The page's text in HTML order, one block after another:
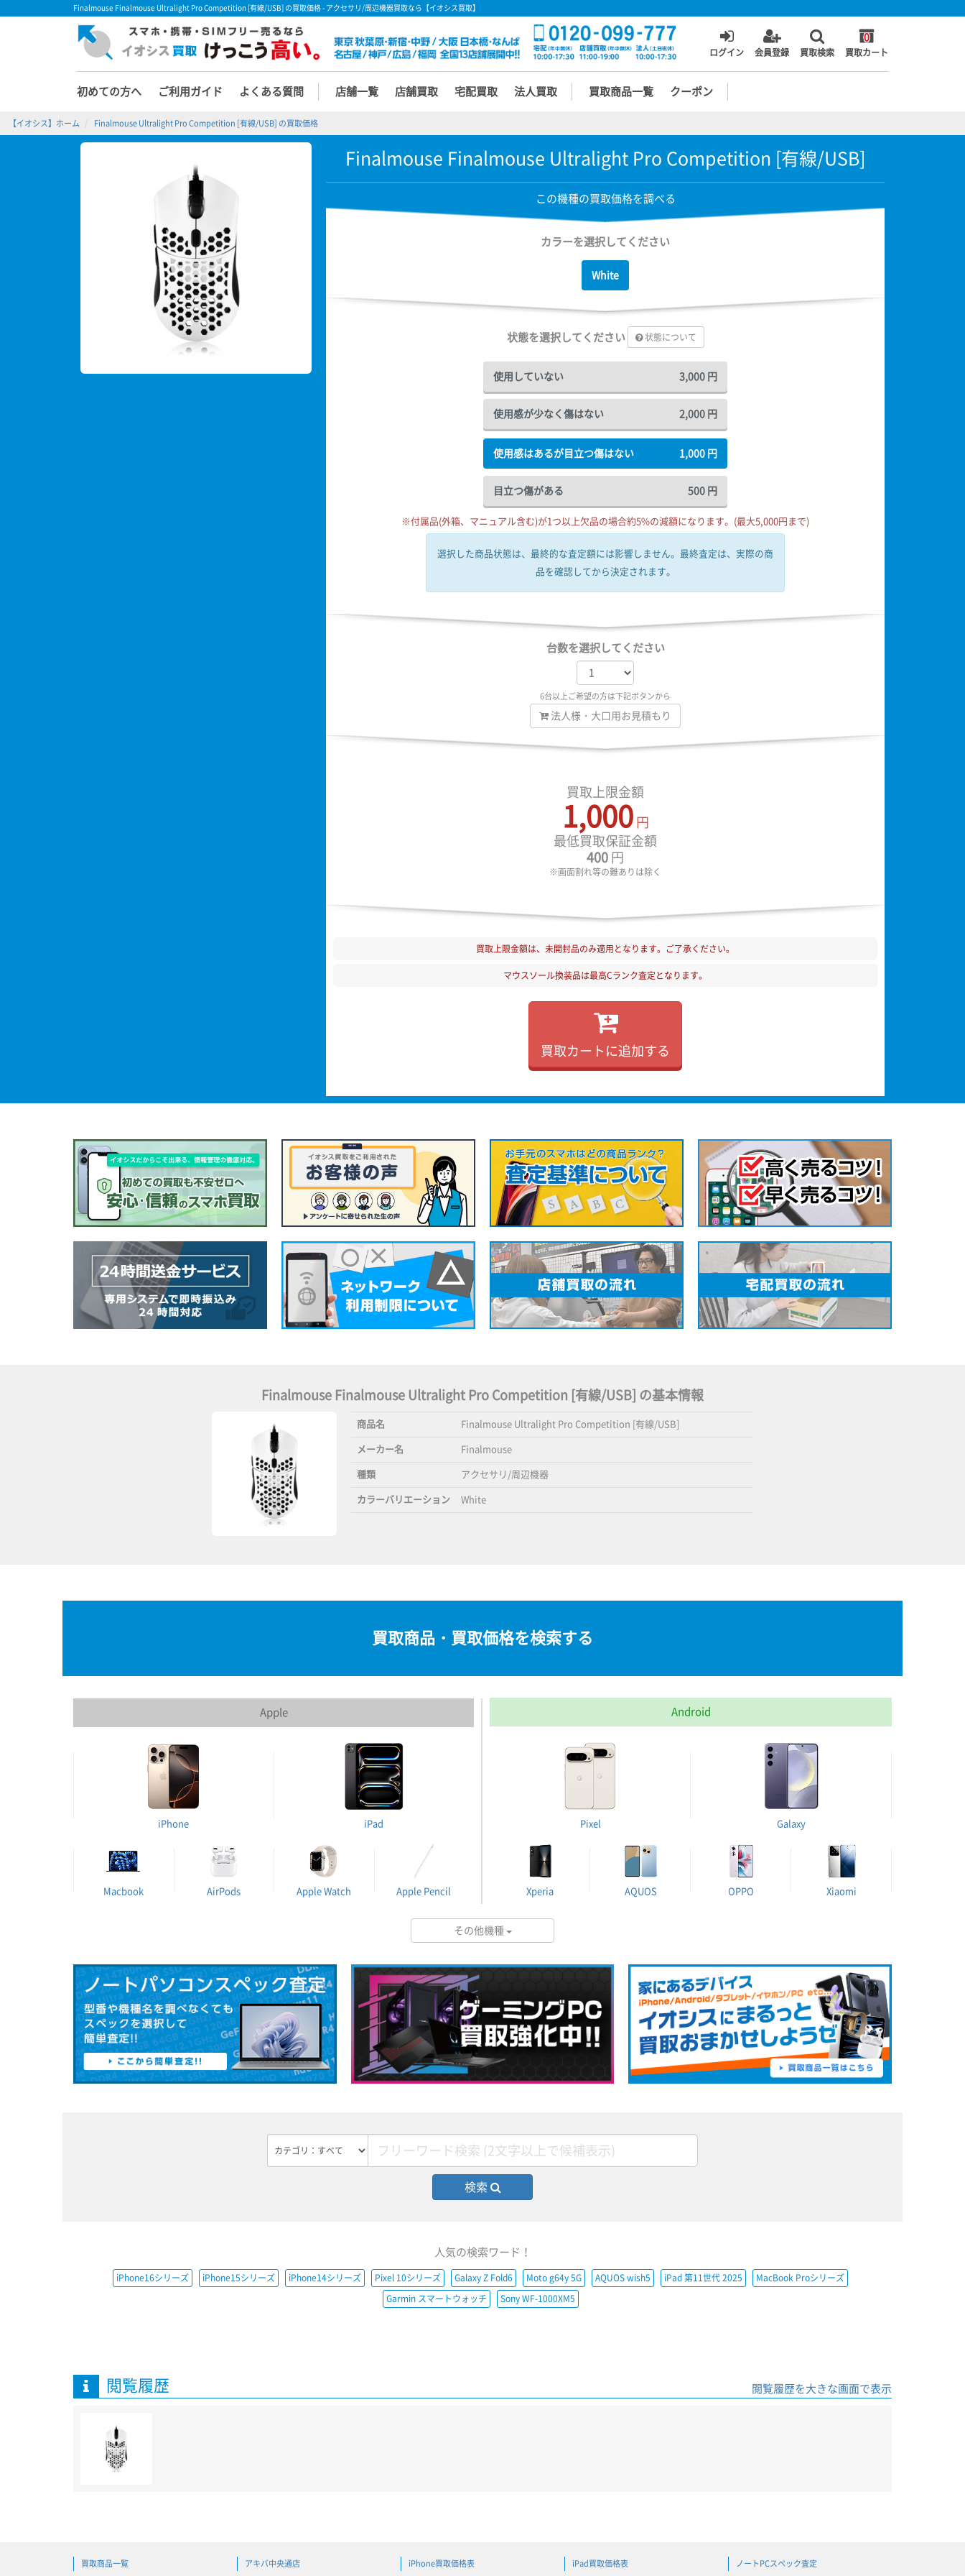
Finalmouse Finalmouse Ultralight Pro Competition [有線/USB] の買取価格 - アクセサリ/周辺機器買取なら【イオシス買取】
ログイン 会員登録 買取検索
0
買取カート
初めての方へ ご利用ガイド よくある質問 店舗一覧 店舗買取 宅配買取 法人買取 買取商品一覧 クーポン
【イオシス】ホーム Finalmouse Ultralight Pro Competition [有線/USB] の買取価格
Finalmouse Finalmouse Ultralight Pro Competition [有線/USB]
この機種の買取価格を調べる
カラーを選択してください
White
状態を選択してください 状態について
使用していない 3,000 円
使用感が少なく傷はない 2,000 円
使用感はあるが目立つ傷はない 1,000 円
目立つ傷がある 500 円
※付属品(外箱、マニュアル含む)が1つ以上欠品の場合約5%の減額になります。(最大5,000円まで)
選択した商品状態は、最終的な査定額には影響しません。 最終査定は、実際の商
品を確認してから決定されます。
台数を選択してください
6台以上ご希望の方は下記ボタンから
法人様・大口用お見積もり
買取上限金額
1,000円
最低買取保証金額
400 円
※画面割れ等の難ありは除く
買取上限金額は、未開封品のみ適用となります。ご了承ください。
マウスソール換装品は最高Cランク査定となります。
買取カートに追加する
Finalmouse Finalmouse Ultralight Pro Competition [有線/USB] の基本情報
商品名 Finalmouse Ultralight Pro Competition [有線/USB]
メーカー名 Finalmouse
種類 アクセサリ/周辺機器
カラーバリエーション White
買取商品・買取価格を検索する
Apple
iPhone iPad
Macbook AirPods Apple Watch Apple Pencil
Android
Pixel Galaxy
Xperia AQUOS OPPO Xiaomi
その他機種
検索
人気の検索ワード！
iPhone16シリーズ iPhone15シリーズ iPhone14シリーズ Pixel 10シリーズ Galaxy Z Fold6 Moto g64y 5G AQUOS wish5 iPad 第11世代 2025 MacBook Proシリーズ
Garmin スマートウォッチ Sony WF-1000XM5
閲覧履歴 閲覧履歴を大きな画面で表示
買取商品一覧 アキバ中央通店 iPhone買取価格表 iPad買取価格表 ノートPCスペック査定